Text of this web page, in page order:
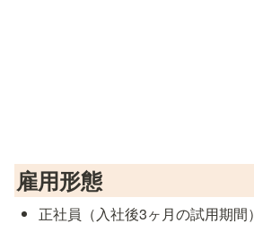
雇用形態
正社員（入社後3ヶ月の試用期間）